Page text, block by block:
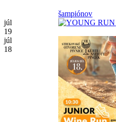
šampiónov
júl
19
júl
18